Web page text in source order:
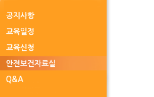
공지사항
교육일정
교육신청
안전보건자료실
Q&A